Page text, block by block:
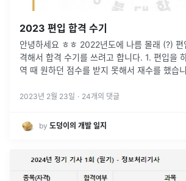
2023 편입 합격 수기
안녕하세요 ㅎㅎ 2022년도에 나름 몰래 (?) 편
격해서 합격 수기를 쓰려고 합니다. 1. 편입을 하게 된 동기 저는 현
역 때 원하던 점수를 받지 못해서 재수를 했습
2023년 2월 23일 · 24개의 댓글
by 도덩이의 개발 일지